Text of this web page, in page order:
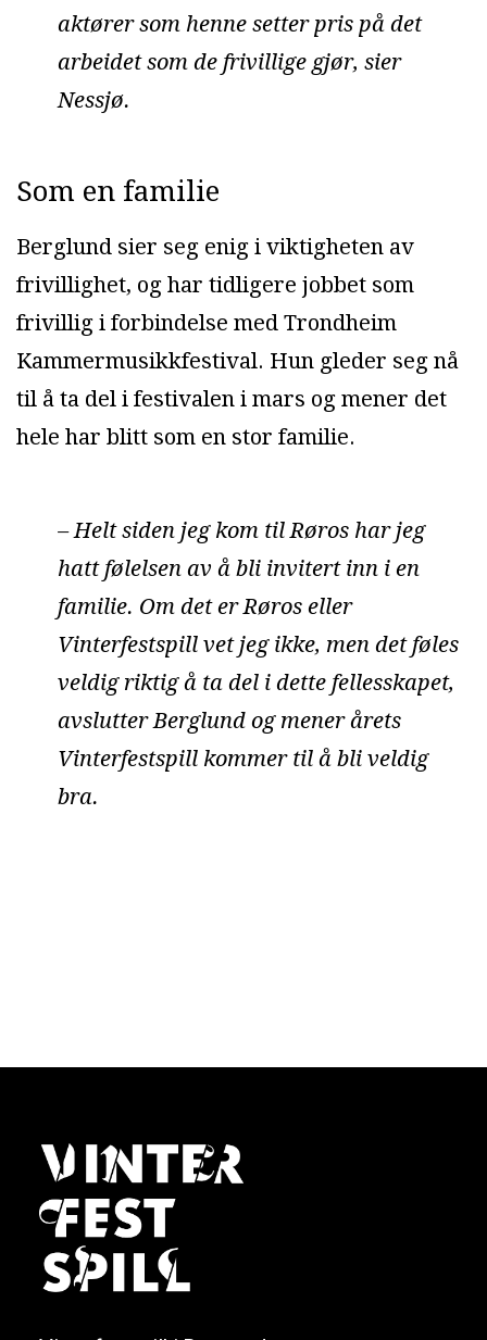
aktører som henne setter pris på det
arbeidet som de frivillige gjør, sier
Nessjø.
Som en familie
Berglund sier seg enig i viktigheten av
frivillighet, og har tidligere jobbet som
frivillig i forbindelse med Trondheim
Kammermusikkfestival. Hun gleder seg nå
til å ta del i festivalen i mars og mener det
hele har blitt som en stor familie.
– Helt siden jeg kom til Røros har jeg
hatt følelsen av å bli invitert inn i en
familie. Om det er Røros eller
Vinterfestspill vet jeg ikke, men det føles
veldig riktig å ta del i dette fellesskapet,
avslutter Berglund og mener årets
Vinterfestspill kommer til å bli veldig
bra.